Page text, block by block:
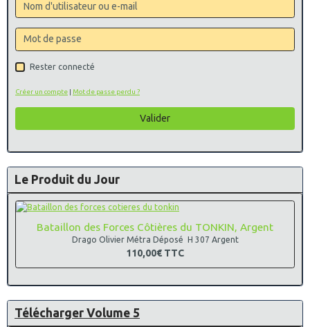
Rester connecté
Créer un compte | Mot de passe perdu ?
Valider
Le Produit du Jour
Bataillon des Forces Côtières du TONKIN, Argent
Drago Olivier Métra Déposé H 307 Argent
110,00€ TTC
Télécharger Volume 5